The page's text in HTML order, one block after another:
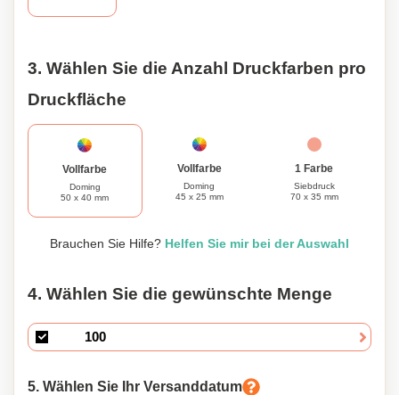
Aluminium und Stahl ist eine unverzichtbare Ergänzung
3. Wählen Sie die Anzahl Druckfarben pro
Druckfläche
Vollfarbe
Doming
50 x 40 mm
Vollfarbe
Doming
45 x 25 mm
1 Farbe
Siebdruck
70 x 35 mm
Brauchen Sie Hilfe? Helfen Sie mir bei der Auswahl
4. Wählen Sie die gewünschte Menge
5. Wählen Sie Ihr Versanddatum